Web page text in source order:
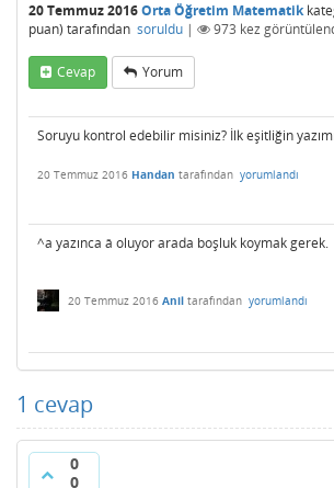
20 Temmuz 2016Orta Öğretim Matematik
puan) tarafından soruldu | 973 kez
Cevap Yorum
Soruyu kontrol edebilir misiniz? İlk eşitliğin
20 Temmuz 2016 Handan tarafından yorumlandı
^a yazınca â oluyor arada boşluk koymak gerek.
20 Temmuz 2016 Anil tarafından yorumlandı
1 cevap
0
0